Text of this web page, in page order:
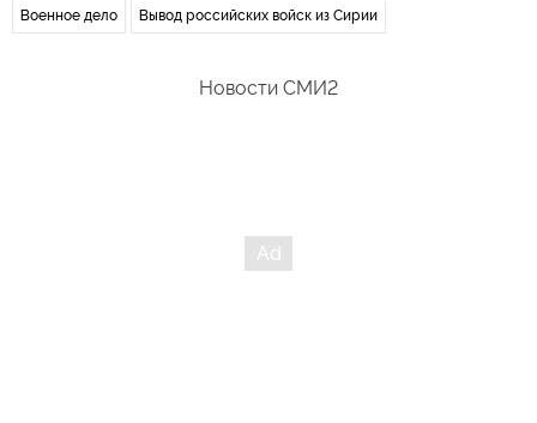
Военное дело Вывод российских войск из Сирии
Новости СМИ2